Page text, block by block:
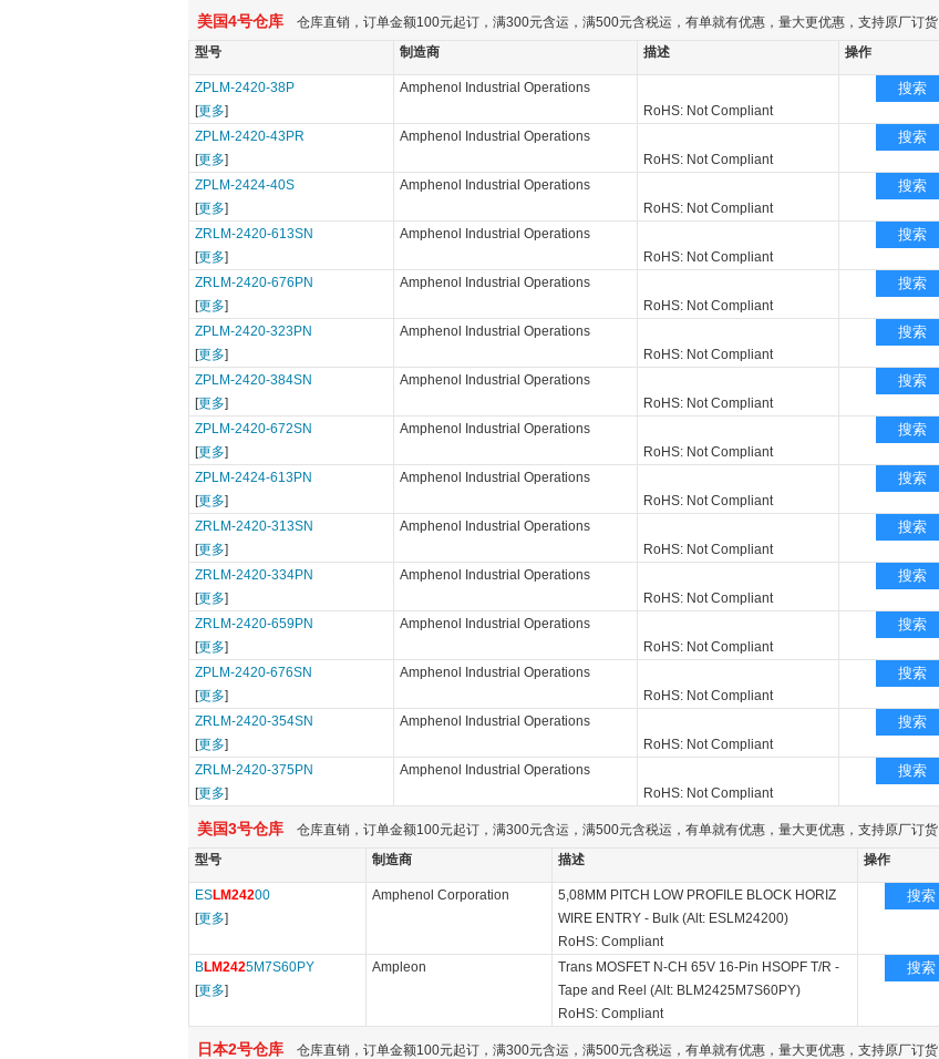
美国4号仓库 仓库直销，订单金额100元起订，满300元含运，满500元含税运，有单就有优惠，量大更优惠，支持原厂订货
型号
制造商 描述 操作
ZPLM-2420-38P
[更多]
Amphenol Industrial Operations
RoHS: Not Compliant
搜索
ZPLM-2420-43PR
[更多]
Amphenol Industrial Operations
RoHS: Not Compliant
搜索
ZPLM-2424-40S
[更多]
Amphenol Industrial Operations
RoHS: Not Compliant
搜索
ZRLM-2420-613SN
[更多]
Amphenol Industrial Operations
RoHS: Not Compliant
搜索
ZRLM-2420-676PN
[更多]
Amphenol Industrial Operations
RoHS: Not Compliant
搜索
ZPLM-2420-323PN
[更多]
Amphenol Industrial Operations
RoHS: Not Compliant
搜索
ZPLM-2420-384SN
[更多]
Amphenol Industrial Operations
RoHS: Not Compliant
搜索
ZPLM-2420-672SN
[更多]
Amphenol Industrial Operations
RoHS: Not Compliant
搜索
ZPLM-2424-613PN
[更多]
Amphenol Industrial Operations
RoHS: Not Compliant
搜索
ZRLM-2420-313SN
[更多]
Amphenol Industrial Operations
RoHS: Not Compliant
搜索
ZRLM-2420-334PN
[更多]
Amphenol Industrial Operations
RoHS: Not Compliant
搜索
ZRLM-2420-659PN
[更多]
Amphenol Industrial Operations
RoHS: Not Compliant
搜索
ZPLM-2420-676SN
[更多]
Amphenol Industrial Operations
RoHS: Not Compliant
搜索
ZRLM-2420-354SN
[更多]
Amphenol Industrial Operations
RoHS: Not Compliant
搜索
ZRLM-2420-375PN
[更多]
Amphenol Industrial Operations
RoHS: Not Compliant
搜索
美国3号仓库 仓库直销，订单金额100元起订，满300元含运，满500元含税运，有单就有优惠，量大更优惠，支持原厂订货
型号
制造商 描述 操作
ESLM24200
[更多]
Amphenol Corporation
5,08MM PITCH LOW PROFILE BLOCK HORIZ
WIRE ENTRY - Bulk (Alt: ESLM24200)
RoHS: Compliant
搜索
BLM2425M7S60PY
[更多]
Ampleon
Trans MOSFET N-CH 65V 16-Pin HSOPF T/R -
Tape and Reel (Alt: BLM2425M7S60PY)
RoHS: Compliant
搜索
日本2号仓库 仓库直销，订单金额100元起订，满300元含运，满500元含税运，有单就有优惠，量大更优惠，支持原厂订货